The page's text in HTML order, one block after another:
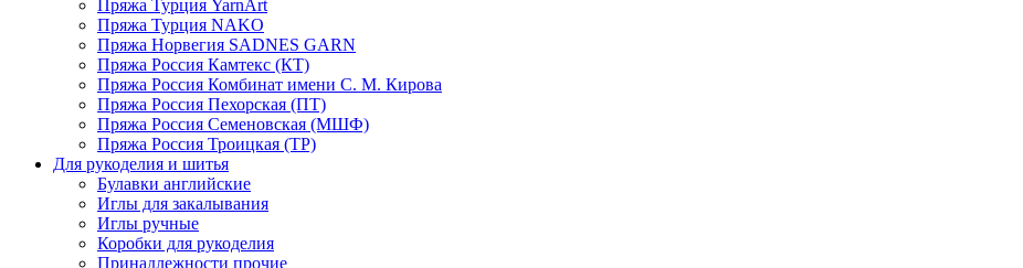
Пряжа Турция YarnArt
Пряжа Турция NAKO
Пряжа Норвегия SADNES GARN
Пряжа Россия Камтекс (КТ)
Пряжа Россия Комбинат имени С. М. Кирова
Пряжа Россия Пехорская (ПТ)
Пряжа Россия Семеновская (МШФ)
Пряжа Россия Троицкая (ТР)
Для рукоделия и шитья
Булавки английские
Иглы для закалывания
Иглы ручные
Коробки для рукоделия
Принадлежности прочие